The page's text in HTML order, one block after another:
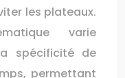
les plateaux.
varie
spécificité de
permettant